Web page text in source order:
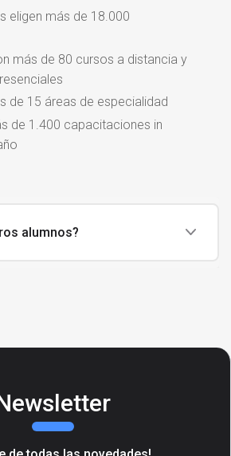
eligen más de 18.000
más de 80 cursos a distancia y
de 15 áreas de especialidad
de 1.400 capacitaciones in
alumnos?